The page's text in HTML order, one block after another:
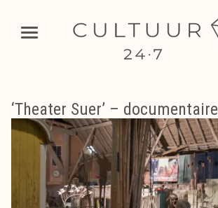
‘Theater Suer’ – documentaire